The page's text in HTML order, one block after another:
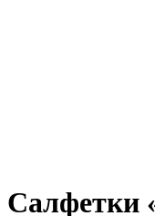
Салфетки